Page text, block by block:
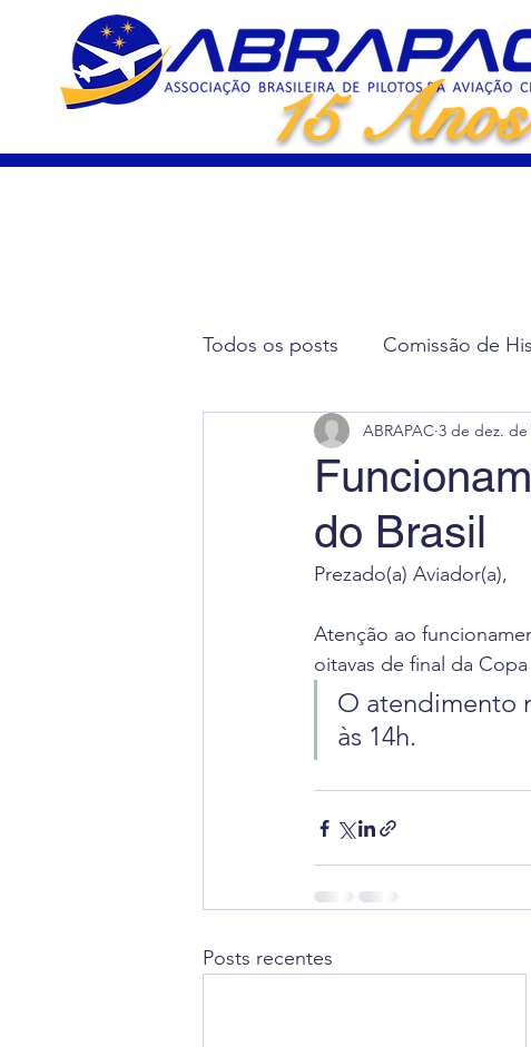
15 Anos
Todos os posts Comissão de
Artigos Científicos Eleição
Radiação Cósmica Dica de
Dica de Inglês Notas
do Brasil
ABRAPAC 3 de dez. de
Prezado(a) Aviador(a),
Atenção ao
oitavas de final da
O atendimento
às 14h.
Posts recentes